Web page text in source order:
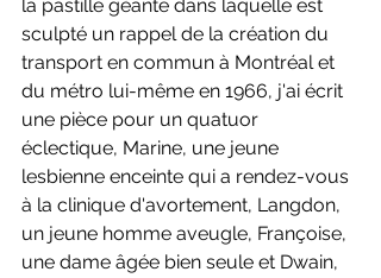
la pastille géante dans laquelle est
sculpté un rappel de la création du
transport en commun à Montréal et
du métro lui-même en 1966, j'ai écrit
une pièce pour un quatuor
éclectique, Marine, une jeune
lesbienne enceinte qui a rendez-vous
à la clinique d'avortement, Langdon,
un jeune homme aveugle, Françoise,
une dame âgée bien seule et Dwain,